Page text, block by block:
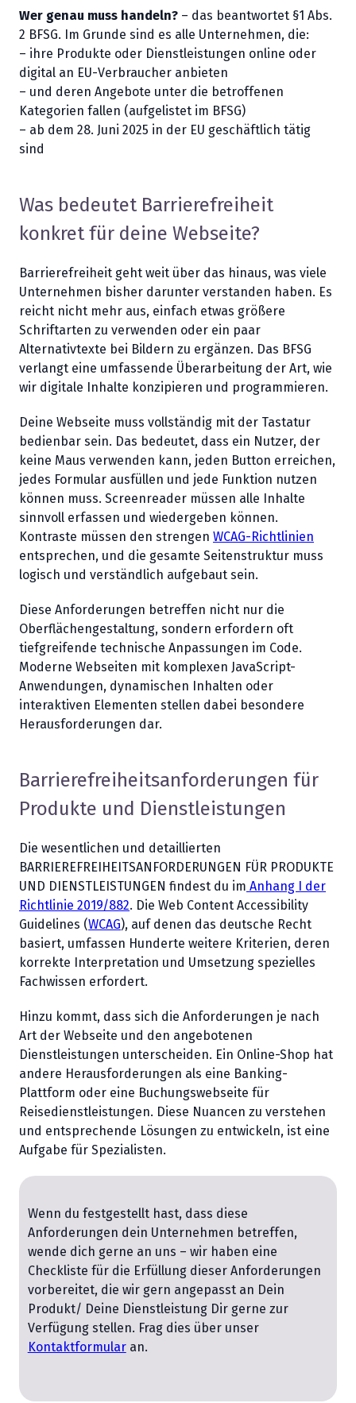
Wer genau muss handeln? – das beantwortet §1 Abs.
2 BFSG. Im Grunde sind es alle Unternehmen, die:
– ihre Produkte oder Dienstleistungen online oder
digital an EU-Verbraucher anbieten
– und deren Angebote unter die betroffenen
Kategorien fallen (aufgelistet im BFSG)
– ab dem 28. Juni 2025 in der EU geschäftlich tätig
sind
Was bedeutet Barrierefreiheit
konkret für deine Webseite?
Barrierefreiheit geht weit über das hinaus, was viele
Unternehmen bisher darunter verstanden haben. Es
reicht nicht mehr aus, einfach etwas größere
Schriftarten zu verwenden oder ein paar
Alternativtexte bei Bildern zu ergänzen. Das BFSG
verlangt eine umfassende Überarbeitung der Art, wie
wir digitale Inhalte konzipieren und programmieren.
Deine Webseite muss vollständig mit der Tastatur
bedienbar sein. Das bedeutet, dass ein Nutzer, der
keine Maus verwenden kann, jeden Button erreichen,
jedes Formular ausfüllen und jede Funktion nutzen
können muss. Screenreader müssen alle Inhalte
sinnvoll erfassen und wiedergeben können.
Kontraste müssen den strengen WCAG-Richtlinien
entsprechen, und die gesamte Seitenstruktur muss
logisch und verständlich aufgebaut sein.
Diese Anforderungen betreffen nicht nur die
Oberflächengestaltung, sondern erfordern oft
tiefgreifende technische Anpassungen im Code.
Moderne Webseiten mit komplexen JavaScript-
Anwendungen, dynamischen Inhalten oder
interaktiven Elementen stellen dabei besondere
Herausforderungen dar.
Barrierefreiheitsanforderungen für
Produkte und Dienstleistungen
Die wesentlichen und detaillierten
BARRIEREFREIHEITSANFORDERUNGEN FÜR PRODUKTE
UND DIENSTLEISTUNGEN findest du im Anhang I der
Richtlinie 2019/882. Die Web Content Accessibility
Guidelines (WCAG), auf denen das deutsche Recht
basiert, umfassen Hunderte weitere Kriterien, deren
korrekte Interpretation und Umsetzung spezielles
Fachwissen erfordert.
Hinzu kommt, dass sich die Anforderungen je nach
Art der Webseite und den angebotenen
Dienstleistungen unterscheiden. Ein Online-Shop hat
andere Herausforderungen als eine Banking-
Plattform oder eine Buchungswebseite für
Reisedienstleistungen. Diese Nuancen zu verstehen
und entsprechende Lösungen zu entwickeln, ist eine
Aufgabe für Spezialisten.
Wenn du festgestellt hast, dass diese
Anforderungen dein Unternehmen betreffen,
wende dich gerne an uns – wir haben eine
Checkliste für die Erfüllung dieser Anforderungen
vorbereitet, die wir gern angepasst an Dein
Produkt/ Deine Dienstleistung Dir gerne zur
Verfügung stellen. Frag dies über unser
Kontaktformularan.